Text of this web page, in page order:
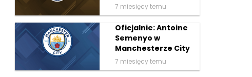
7 miesięcy temu
Oficjalnie: Antoine
Semenyo w
Manchesterze City
7 miesięcy temu